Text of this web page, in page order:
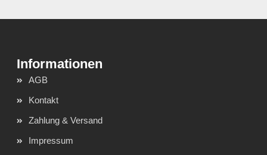
AGB
Kontakt
Zahlung & Versand
Impressum